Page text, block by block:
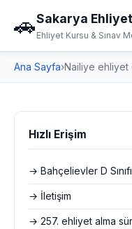
🚗Sakarya Ehliyet
Ehliyet Kursu & Sınav
Ana Sayfa›Nailiye ehliyet
Hızlı Erişim
→ Bahçelievler D
→ İletişim
→ 257. ehliyet alma